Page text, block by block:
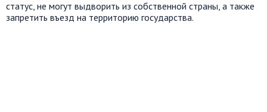
статус, не могут выдворить из собственной страны, а также
запретить въезд на территорию государства.